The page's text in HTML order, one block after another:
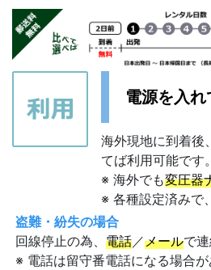
電源を入
海外現地に到着後
てば利用可能です。
※ 海外でも変圧器
※ 各種設定済みで
盗難・紛失の場合
回線停止の為、 電話／メールで連
※ 電話は留守番電話になる場合が